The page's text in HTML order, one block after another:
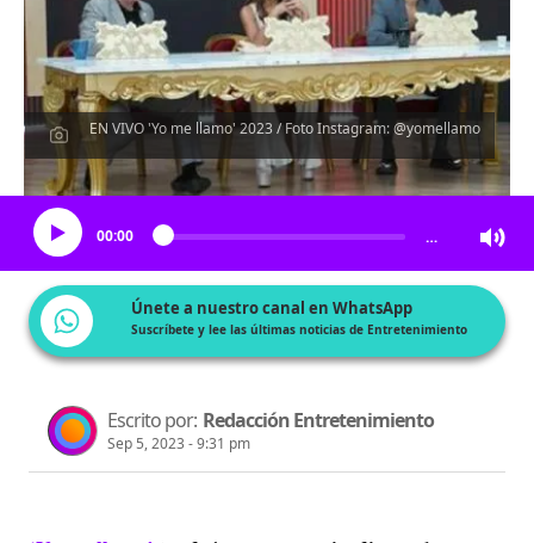
EN VIVO 'Yo me llamo' 2023 / Foto Instagram: @yomellamo
Escucha el artículo
00:00 …
Únete a nuestro canal en WhatsApp
Suscríbete y lee las últimas noticias de Entretenimiento
Escrito por: Redacción Entretenimiento
Sep 5, 2023 - 9:31 pm